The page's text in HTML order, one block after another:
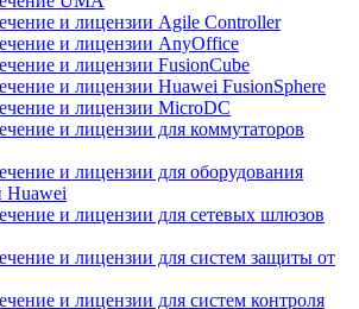
и лицензии Agile Controller
и лицензии AnyOffice
и лицензии FusionCube
и лицензии Huawei FusionSphere
и лицензии MicroDC
и лицензии для коммутаторов
и лицензии для оборудования
Huawei
и лицензии для сетевых шлюзов
и лицензии для систем защиты от
и лицензии для систем контроля